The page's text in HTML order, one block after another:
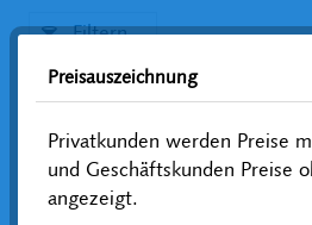
Filtern
Preisauszeichnung
Privatkunden werden Preise
und Geschäftskunden Preise
angezeigt.